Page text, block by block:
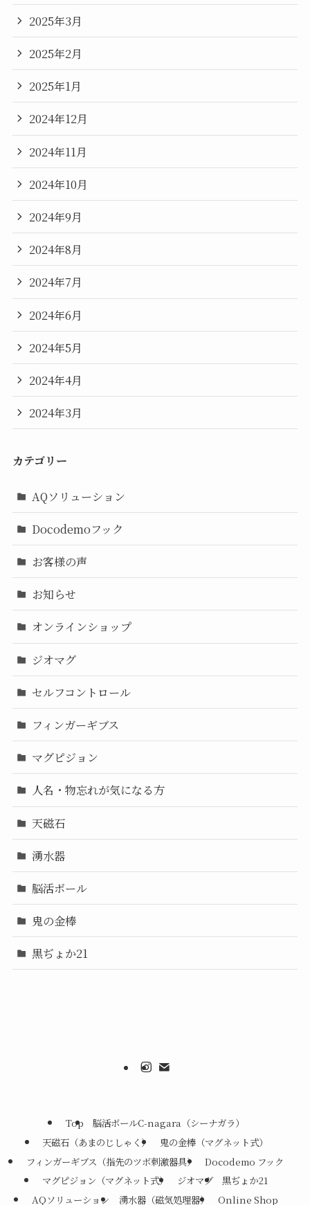
2025年3月
2025年2月
2025年1月
2024年12月
2024年11月
2024年10月
2024年9月
2024年8月
2024年7月
2024年6月
2024年5月
2024年4月
2024年3月
カテゴリー
AQソリューション
Docodemoフック
お客様の声
お知らせ
オンラインショップ
ジオマグ
セルフコントロール
フィンガーギブス
マグピジョン
人名・物忘れが気になる方
天磁石
湧水器
脳活ボール
鬼の金棒
黒ぢょか21
Top
脳活ボールC-nagara（シーナガラ）
天磁石（あまのじしゃく）
鬼の金棒（マグネット式）
フィンガーギブス（指先のツボ刺激器具）
Docodemo フック
マグピジョン（マグネット式）
ジオマグ
黒ぢょか21
AQソリューション
湧水器（磁気処理器） Online Shop